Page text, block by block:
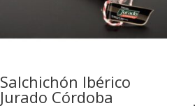
Salchichón Ibérico
Jurado Córdoba